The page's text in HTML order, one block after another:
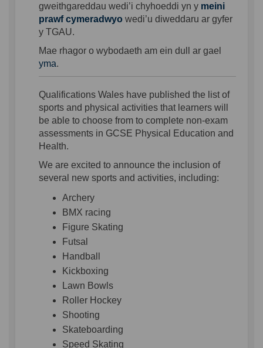
gweithgareddau wedi’i chyhoeddi yn y meini
prawf cymeradwyo (External link)
wedi’u diweddaru ar gyfer
y TGAU.
Mae rhagor o wybodaeth am ein dull ar gael
yma.
Qualifications Wales have published the list of
sports and physical activities that learners will
be able to choose from to complete non-exam
assessments in GCSE Physical Education and
Health.
We are excited to announce the inclusion of
several new sports and activities, including:
Archery
BMX racing
Figure Skating
Futsal
Handball
Kickboxing
Lawn Bowls
Roller Hockey
Shooting
Skateboarding
Speed Skating